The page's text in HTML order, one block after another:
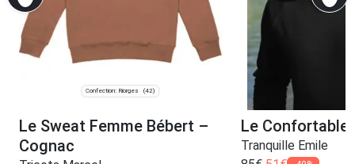
Confection: Riorges (42)
Le Sweat Femme Bébert –
Cognac
Le Confortable
Tranquille Emile